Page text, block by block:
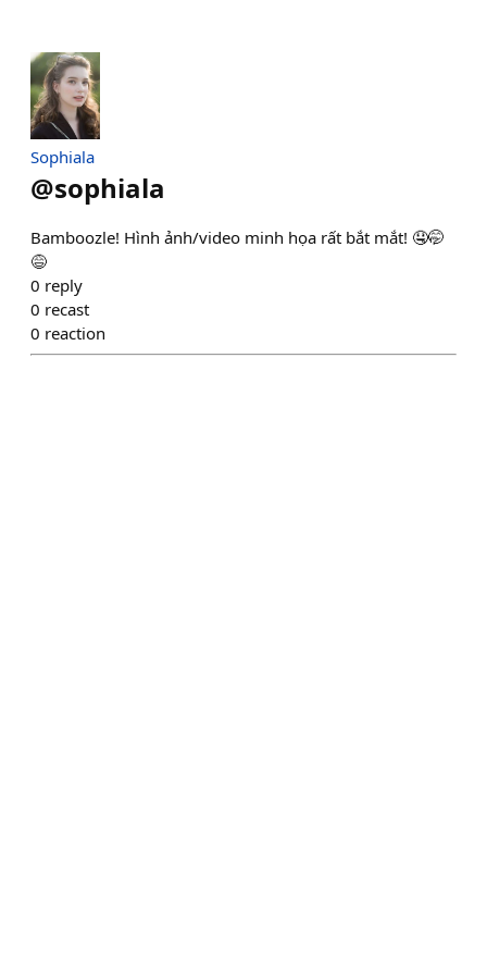
Sophiala
@sophiala
Bamboozle! Hình ảnh/video minh họa rất bắt mắt! 🤤🤭
😅
0 reply
0 recast
0 reaction